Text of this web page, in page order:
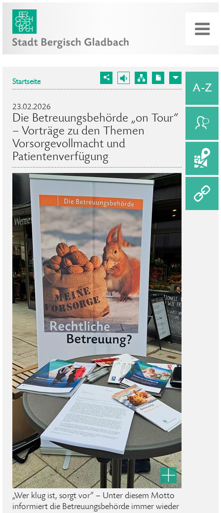
Startseite
23.02.2026
Die Betreuungsbehörde „on Tour“
– Vorträge zu den Themen
Vorsorgevollmacht und
Patientenverfügung
„Wer klug ist, sorgt vor“ – Unter diesem Motto
informiert die Betreuungsbehörde immer wieder